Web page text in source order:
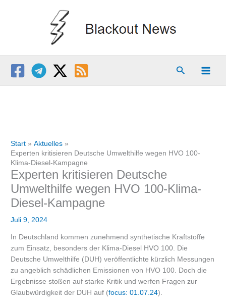
Suchen
Start
Aktuelles
Experten kritisieren Deutsche Umwelthilfe wegen HVO 100-
Klima-Diesel-Kampagne
Experten kritisieren Deutsche
Umwelthilfe wegen HVO 100-Klima-
Diesel-Kampagne
Juli 9, 2024
In Deutschland kommen zunehmend synthetische Kraftstoffe
zum Einsatz, besonders der Klima-Diesel HVO 100. Die
Deutsche Umwelthilfe (DUH) veröffentlichte kürzlich Messungen
zu angeblich schädlichen Emissionen von HVO 100. Doch die
Ergebnisse stoßen auf starke Kritik und werfen Fragen zur
Glaubwürdigkeit der DUH auf (focus: 01.07.24).